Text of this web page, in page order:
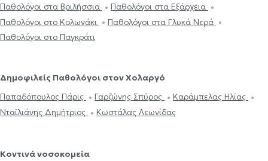
Παθολόγοι στα Βριλήσσια
Παθολόγοι στα Εξάρχεια
Παθολόγοι στο Κολωνάκι
Παθολόγοι στα Γλυκά Νερά
Παθολόγοι στο Παγκράτι
Δημοφιλείς Παθολόγοι στον Χολαργό
Παπαδόπουλος Πάρις
Γαρζώνης Σπύρος
Καράμπελας Ηλίας
Νταϊλιάνης Δημήτριος
Κωστάλας Λεωνίδας
Κοντινά νοσοκομεία